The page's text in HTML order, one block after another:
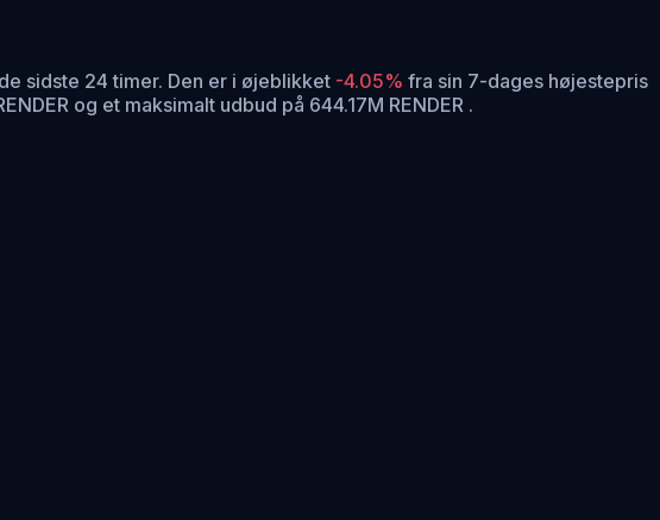
sidste 24 timer. Den er i øjeblikket -4.05% fra sin 7-dages højestepris
og et maksimalt udbud på 644.17M RENDER .